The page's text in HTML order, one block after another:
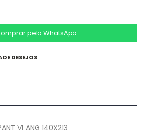
pelo WhatsApp
DESEJOS
VI ANG 140X213